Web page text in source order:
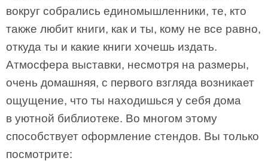
вокруг собрались единомышленники, те, кто
также любит книги, как и ты, кому не все равно,
откуда ты и какие книги хочешь издать.
Атмосфера выставки, несмотря на размеры,
очень домашняя, с первого взгляда возникает
ощущение, что ты находишься у себя дома
в уютной библиотеке. Во многом этому
способствует оформление стендов. Вы только
посмотрите: